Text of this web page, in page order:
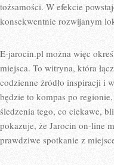
tożsamości. W efekcie
konsekwentnie rozwijanym
E-jarocin.pl można więc
miejsca. To witryna, która
codzienne źródło inspiracji i
będzie to kompas po
śledzenia tego, co ciekawe,
pokazuje, że Jarocin on-line
prawdziwe spotkanie z